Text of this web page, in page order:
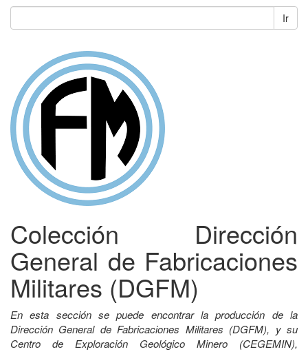
Ir
Colección Dirección
General de Fabricaciones
Militares (DGFM)
En esta sección se puede encontrar la producción de la
Dirección General de Fabricaciones Militares (DGFM), y su
Centro de Exploración Geológico Minero (CEGEMIN),